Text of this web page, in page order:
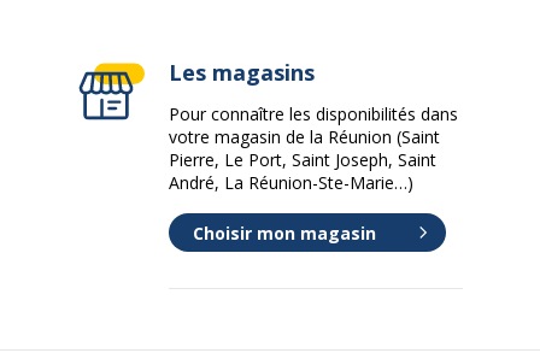
Poids du produit
109 mm
Les magasins
Pour connaître les disponibilités dans
votre magasin de la Réunion (Saint
Pierre, Le Port, Saint Joseph, Saint
André, La Réunion-Ste-Marie…)
Choisir mon magasin